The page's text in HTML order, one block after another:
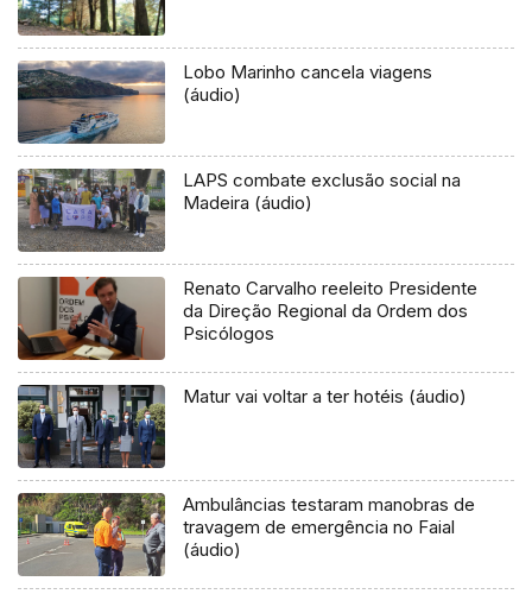
Lobo Marinho cancela viagens
(áudio)
LAPS combate exclusão social na
Madeira (áudio)
Renato Carvalho reeleito Presidente
da Direção Regional da Ordem dos
Psicólogos
Matur vai voltar a ter hotéis (áudio)
Ambulâncias testaram manobras de
travagem de emergência no Faial
(áudio)